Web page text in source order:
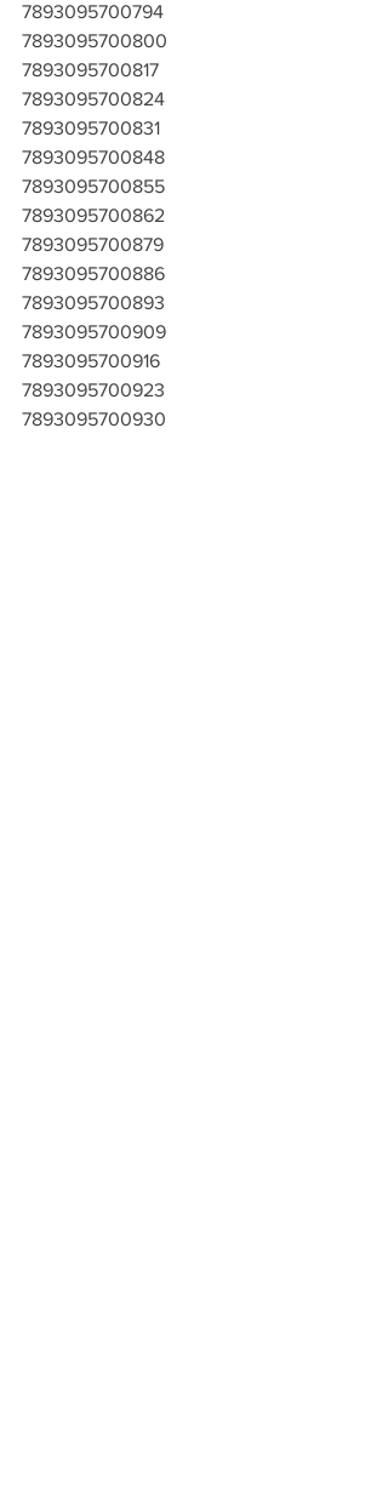
7893095700794
7893095700800
7893095700817
7893095700824
7893095700831
7893095700848
7893095700855
7893095700862
7893095700879
7893095700886
7893095700893
7893095700909
7893095700916
7893095700923
7893095700930